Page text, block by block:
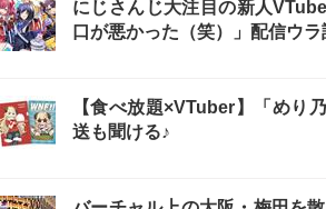
にじさんじ大注目の新人
口が悪かった（笑）」配信ウラ
【食べ放題×VTuber】「めり
送も聞ける♪